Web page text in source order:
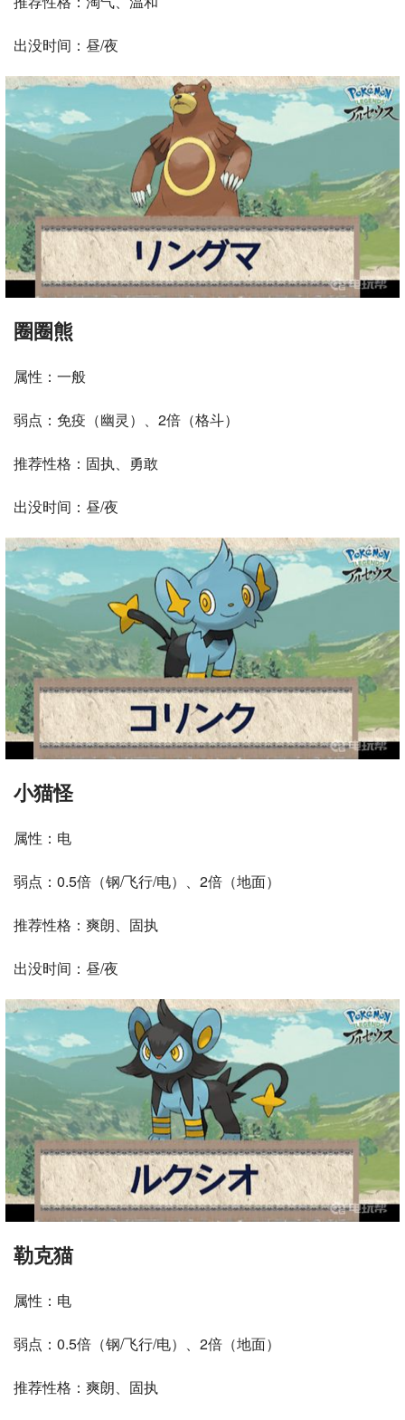
出没时间：昼/夜
圈圈熊
属性：一般
弱点：免疫（幽灵）、2倍（格斗）
推荐性格：固执、勇敢
出没时间：昼/夜
小猫怪
属性：电
弱点：0.5倍（钢/飞行/电）、2倍（地面）
推荐性格：爽朗、固执
出没时间：昼/夜
勒克猫
属性：电
弱点：0.5倍（钢/飞行/电）、2倍（地面）
推荐性格：爽朗、固执